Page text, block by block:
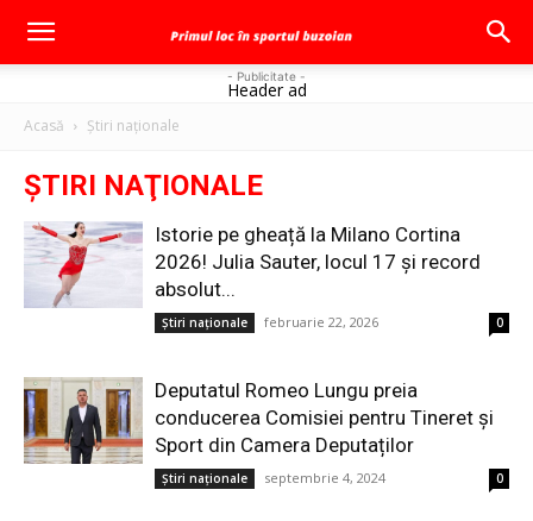
- Publicitate -
Header ad
Acasă Ştiri naţionale
ŞTIRI NAŢIONALE
Istorie pe gheață la Milano Cortina
2026! Julia Sauter, locul 17 și record
absolut...
Ştiri naţionale februarie 22, 2026 0
Deputatul Romeo Lungu preia
conducerea Comisiei pentru Tineret și
Sport din Camera Deputaților
Ştiri naţionale septembrie 4, 2024 0